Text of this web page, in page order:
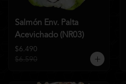
Salmón Env. Palta
Acevichado (NR03)
$6.490
$6.590